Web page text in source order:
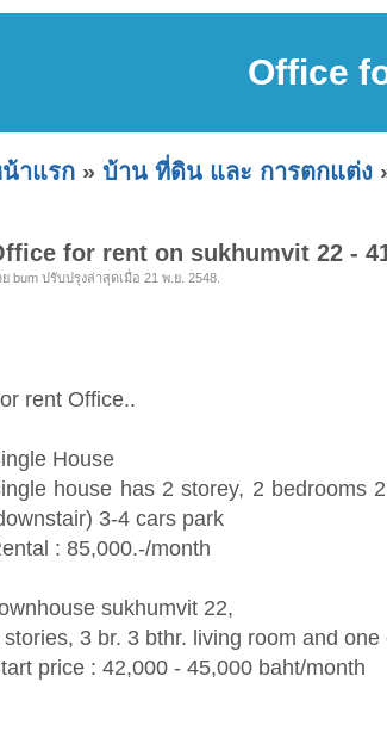
Office
าแรก » บ้าน ที่ดิน และ การตกแต่ง
for rent on sukhumvit 22 -
bum ปรับปรุงล่าสุดเมื่อ 21 พ.ย. 2548.
rent Office..
House
house has 2 storey, 2 bedrooms
3-4 cars park
: 85,000.-/month
sukhumvit 22,
stories, 3 br. 3 bthr. living room and one
price : 42,000 - 45,000 baht/month